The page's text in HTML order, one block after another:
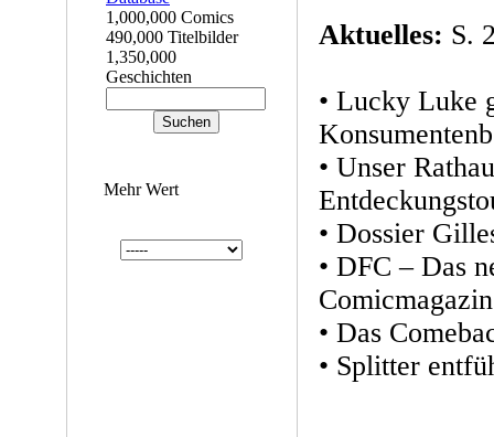
1,000,000 Comics
490,000 Titelbilder
1,350,000
Geschichten
Mehr Wert
Aktuelles: S.
• Lucky Luke
• Unser
• Dossier
• DFC – Das
Comicmagazin
• Das
• Splitter